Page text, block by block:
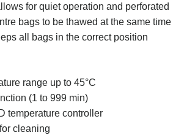
for quiet operation and perforated
bags to be thawed at the same time
all bags in the correct position
range up to 45°C
(1 to 999 min)
temperature controller
cleaning